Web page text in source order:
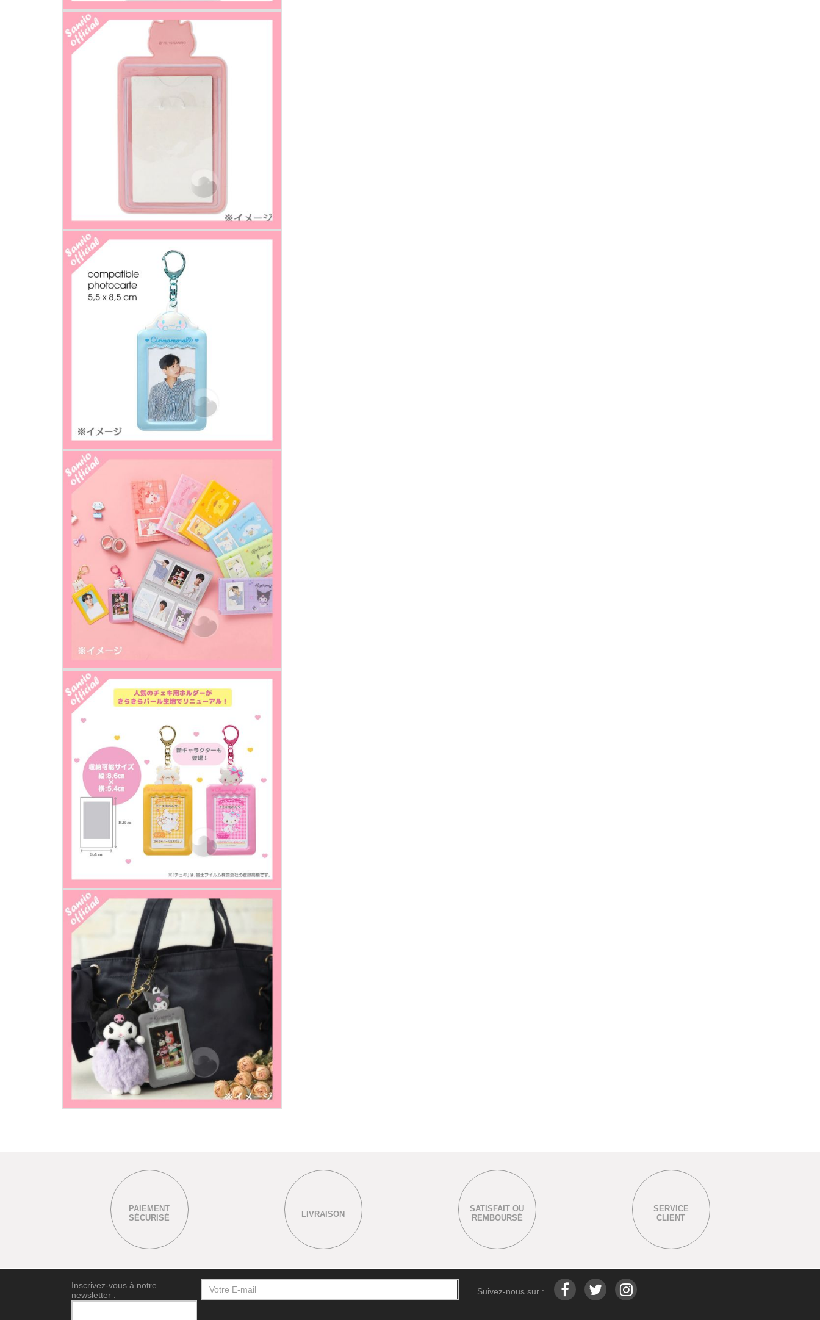
PAIEMENT
SÉCURISÉ
LIVRAISON
SATISFAIT OU
REMBOURSÉ
SERVICE
CLIENT
Inscrivez-vous à notre
newsletter :
Suivez-nous sur :